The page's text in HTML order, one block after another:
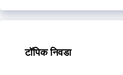
टॉपिक निवडा